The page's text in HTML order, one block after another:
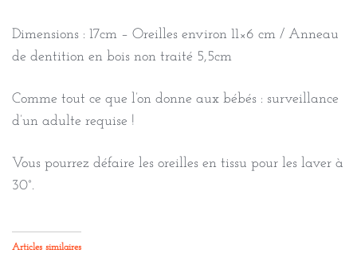
Dimensions : 17cm – Oreilles environ 11×6 cm / Anneau
de dentition en bois non traité 5,5cm
Comme tout ce que l’on donne aux bébés : surveillance
d’un adulte requise !
Vous pourrez défaire les oreilles en tissu pour les laver à
30°.
Articles similaires